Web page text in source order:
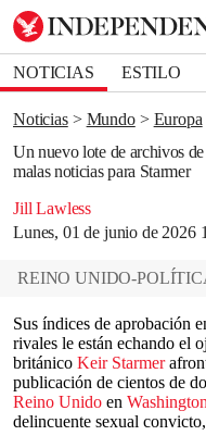
NOTICIAS ESTILO
DEPORTES
Noticias Mundo
Europa
Un nuevo lote de archivos
malas noticias para Starmer
Jill Lawless
Lunes, 01 de junio de 2026
Bookmark
Removed from bookmarks
Close popover
REINO UNIDO-
Sus índices de aprobación
rivales le están echando el
británico Keir Starmer
publicación de cientos de
Reino Unido en Washington
delincuente sexual